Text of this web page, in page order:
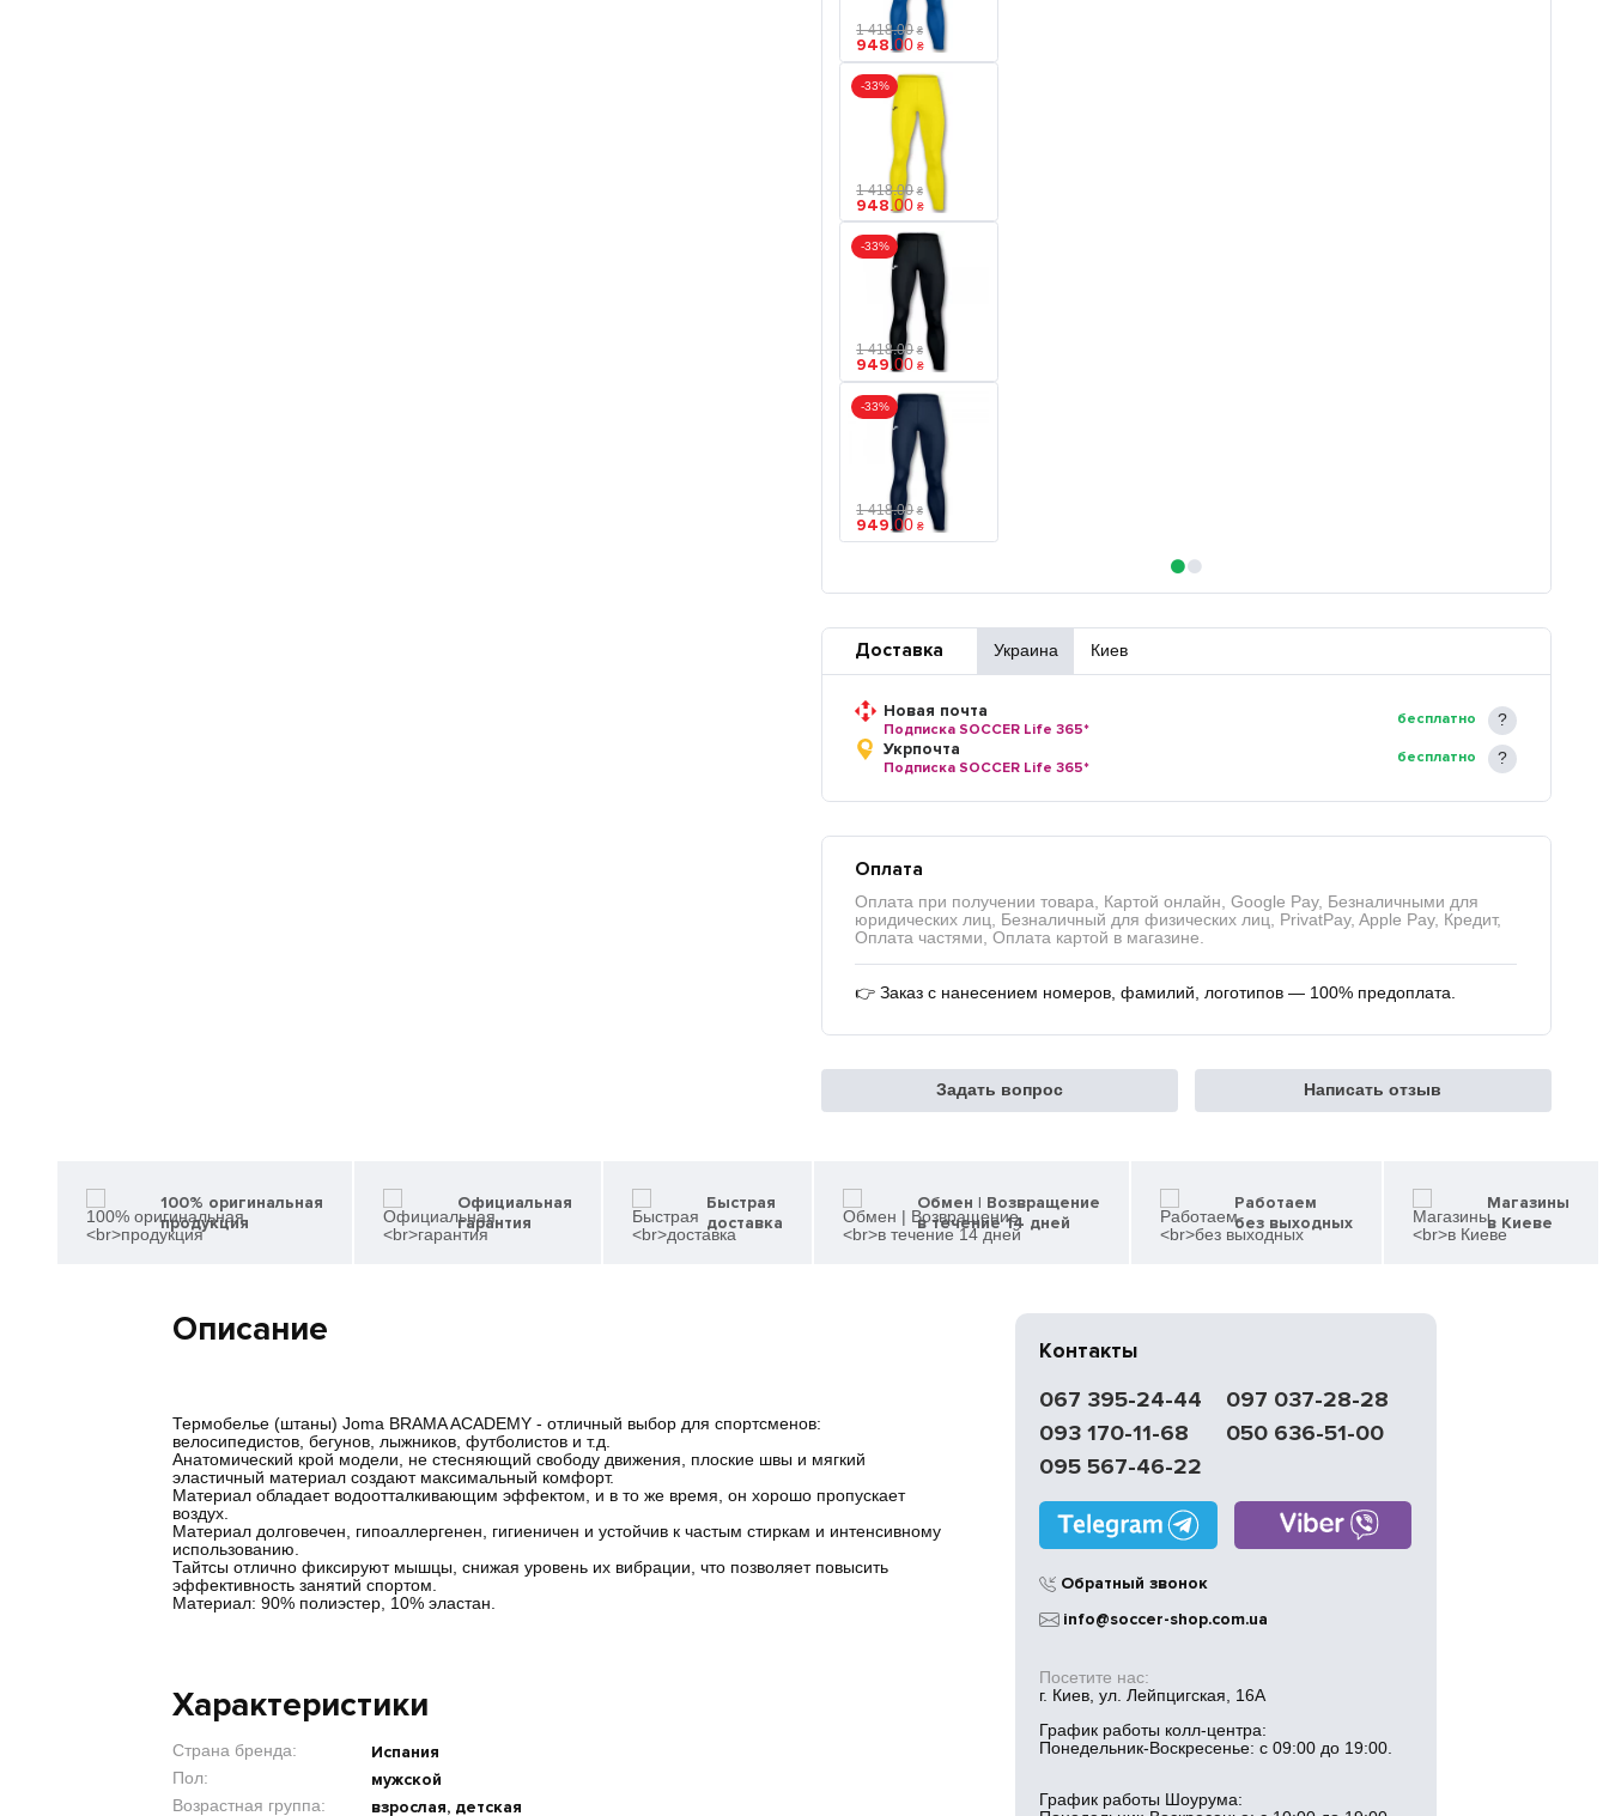
1 418.00 ₴
948.00 ₴
-33%
1 418.00 ₴
948.00 ₴
-33%
1 418.00 ₴
949.00 ₴
-33%
1 418.00 ₴
949.00 ₴
Доставка Украина Киев
Новая почта
Подписка SOCCER Life 365*
бесплатно
Укрпочта
Подписка SOCCER Life 365*
бесплатно
Оплата
Оплата при получении товара, Картой онлайн, Google Pay, Безналичными для
юридических лиц, Безналичный для физических лиц, PrivatPay, Apple Pay, Кредит,
Оплата частями, Оплата картой в магазине.
👉 Заказ с нанесением номеров, фамилий, логотипов — 100% предоплата.
Задать вопрос Написать отзыв
100% оригинальная
продукция
Официальная
гарантия
Быстрая
доставка
Обмен | Возвращение
в течение 14 дней
Работаем
без выходных
Магазины
в Киеве
Описание
Термобелье (штаны) Joma BRAMA ACADEMY - отличный выбор для спортсменов:
велосипедистов, бегунов, лыжников, футболистов и т.д.
Анатомический крой модели, не стесняющий свободу движения, плоские швы и мягкий
эластичный материал создают максимальный комфорт.
Материал обладает водоотталкивающим эффектом, и в то же время, он хорошо пропускает
воздух.
Материал долговечен, гипоаллергенен, гигиеничен и устойчив к частым стиркам и интенсивному
использованию.
Тайтсы отлично фиксируют мышцы, снижая уровень их вибрации, что позволяет повысить
эффективность занятий спортом.
Материал: 90% полиэстер, 10% эластан.
Характеристики
Страна бренда: Испания
Пол: мужской
Возрастная группа: взрослая, детская
Контакты
067 395-24-44
097 037-28-28
093 170-11-68
050 636-51-00
095 567-46-22
Обратный звонок
info@soccer-shop.com.ua
Посетите нас:
г. Киев, ул. Лейпцигская, 16А
График работы колл-центра:
Понедельник-Воскресенье: с 09:00 до 19:00.
График работы Шоурума: